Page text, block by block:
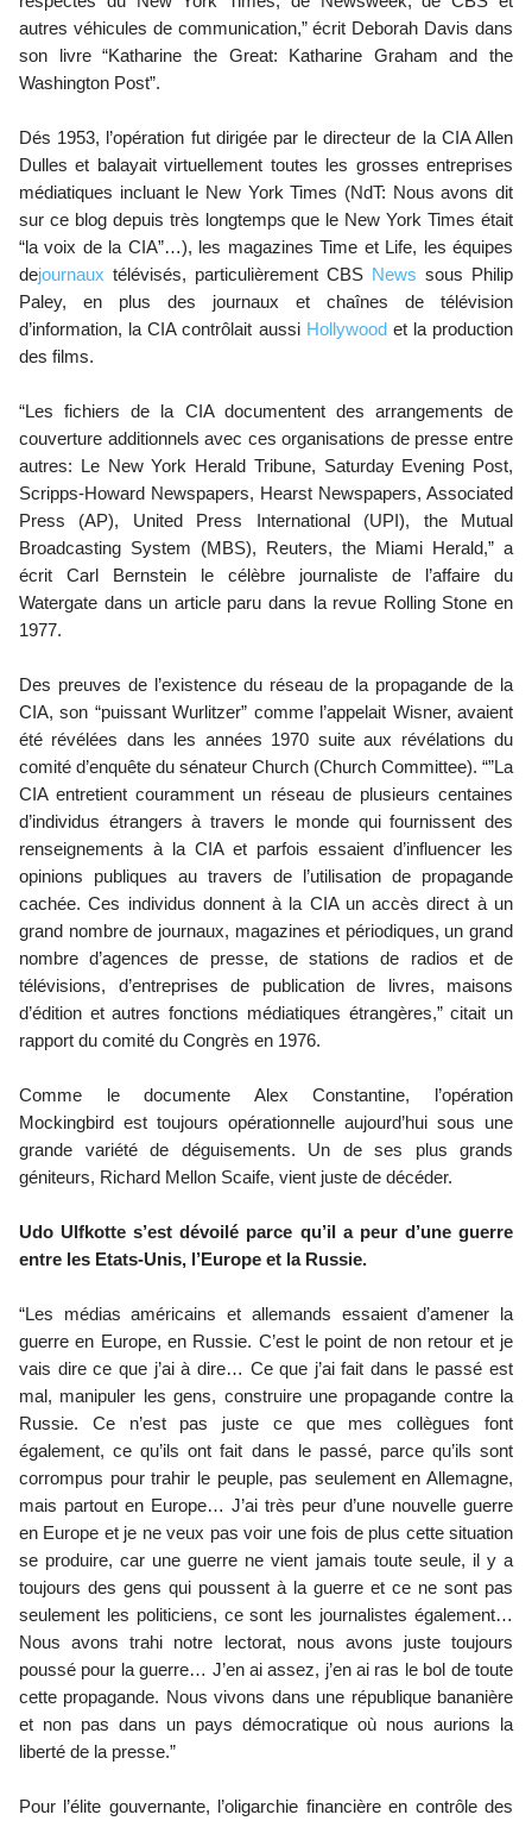
autres véhicules de communication,” écrit Deborah Davis dans
son livre “Katharine the Great: Katharine Graham and the
Washington Post”.
Dés 1953, l’opération fut dirigée par le directeur de la CIA Allen
Dulles et balayait virtuellement toutes les grosses entreprises
médiatiques incluant le New York Times (NdT: Nous avons dit
sur ce blog depuis très longtemps que le New York Times était
“la voix de la CIA”…), les magazines Time et Life, les équipes
dejournaux télévisés, particulièrement CBS News sous Philip
Paley, en plus des journaux et chaînes de télévision
d’information, la CIA contrôlait aussi Hollywoodet la production
des films.
“Les fichiers de la CIA documentent des arrangements de
couverture additionnels avec ces organisations de presse entre
autres: Le New York Herald Tribune, Saturday Evening Post,
Scripps-Howard Newspapers, Hearst Newspapers, Associated
Press (AP), United Press International (UPI), the Mutual
Broadcasting System (MBS), Reuters, the Miami Herald,” a
écrit Carl Bernstein le célèbre journaliste de l’affaire du
Watergate dans un article paru dans la revue Rolling Stone en
1977.
Des preuves de l’existence du réseau de la propagande de la
CIA, son “puissant Wurlitzer” comme l’appelait Wisner, avaient
été révélées dans les années 1970 suite aux révélations du
comité d’enquête du sénateur Church (Church Committee). “”La
CIA entretient couramment un réseau de plusieurs centaines
d’individus étrangers à travers le monde qui fournissent des
renseignements à la CIA et parfois essaient d’influencer les
opinions publiques au travers de l’utilisation de propagande
cachée. Ces individus donnent à la CIA un accès direct à un
grand nombre de journaux, magazines et périodiques, un grand
nombre d’agences de presse, de stations de radios et de
télévisions, d’entreprises de publication de livres, maisons
d’édition et autres fonctions médiatiques étrangères,” citait un
rapport du comité du Congrès en 1976.
Comme le documente Alex Constantine, l’opération
Mockingbird est toujours opérationnelle aujourd’hui sous une
grande variété de déguisements. Un de ses plus grands
géniteurs, Richard Mellon Scaife, vient juste de décéder.
Udo Ulfkotte s’est dévoilé parce qu’il a peur d’une guerre
entre les Etats-Unis, l’Europe et la Russie.
“Les médias américains et allemands essaient d’amener la
guerre en Europe, en Russie. C’est le point de non retour et je
vais dire ce que j’ai à dire… Ce que j’ai fait dans le passé est
mal, manipuler les gens, construire une propagande contre la
Russie. Ce n’est pas juste ce que mes collègues font
également, ce qu’ils ont fait dans le passé, parce qu’ils sont
corrompus pour trahir le peuple, pas seulement en Allemagne,
mais partout en Europe… J’ai très peur d’une nouvelle guerre
en Europe et je ne veux pas voir une fois de plus cette situation
se produire, car une guerre ne vient jamais toute seule, il y a
toujours des gens qui poussent à la guerre et ce ne sont pas
seulement les politiciens, ce sont les journalistes également…
Nous avons trahi notre lectorat, nous avons juste toujours
poussé pour la guerre… J’en ai assez, j’en ai ras le bol de toute
cette propagande. Nous vivons dans une république bananière
et non pas dans un pays démocratique où nous aurions la
liberté de la presse.”
Pour l’élite gouvernante, l’oligarchie financière en contrôle des